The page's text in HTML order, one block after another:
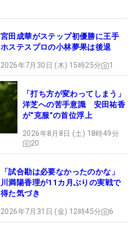
宮田成華がステップ初優勝に王手
ホステスプロの小林夢果は後退
2026年7月30日 (木) 15時25分 1
「打ち方が変わってしまう」
洋芝への苦手意識 安田祐香
が“克服”の首位浮上
2026年8月8日 (土) 18時49分
20
「試合勘は必要なかったのかな」
川満陽香理が11カ月ぶりの実戦で
得た気づき
2026年7月31日 (金) 12時45分 6